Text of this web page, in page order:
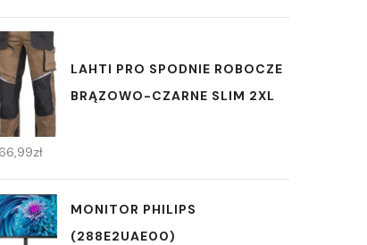
LAHTI PRO SPODNIE ROBOCZE
BRĄZOWO-CZARNE SLIM 2XL
zł
MONITOR PHILIPS
(288E2UAE00)